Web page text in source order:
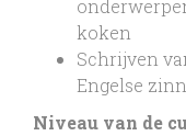
koken
Schrijven
Engelse
Niveau van de